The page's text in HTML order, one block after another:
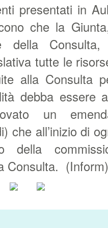
presentati in
che la
della
tutte le
alla Consulta
debba essere
un
che all’inizio di
della
Consulta. (Inform)